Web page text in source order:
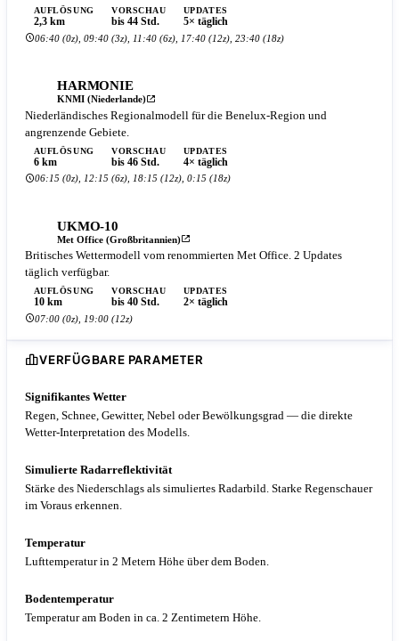
AUFLÖSUNG
2,3 km
VORSCHAU
bis 44 Std.
UPDATES
5× täglich
06:40 (0z), 09:40 (3z), 11:40 (6z), 17:40 (12z), 23:40 (18z)
HARMONIE
KNMI (Niederlande)
Niederländisches Regionalmodell für die Benelux-Region und
angrenzende Gebiete.
AUFLÖSUNG
6 km
VORSCHAU
bis 46 Std.
UPDATES
4× täglich
06:15 (0z), 12:15 (6z), 18:15 (12z), 0:15 (18z)
UKMO-10
Met Office (Großbritannien)
Britisches Wettermodell vom renommierten Met Office. 2 Updates
täglich verfügbar.
AUFLÖSUNG
10 km
VORSCHAU
bis 40 Std.
UPDATES
2× täglich
07:00 (0z), 19:00 (12z)
VERFÜGBARE PARAMETER
Signifikantes Wetter
Regen, Schnee, Gewitter, Nebel oder Bewölkungsgrad — die direkte
Wetter-Interpretation des Modells.
Simulierte Radarreflektivität
Stärke des Niederschlags als simuliertes Radarbild. Starke Regenschauer
im Voraus erkennen.
Temperatur
Lufttemperatur in 2 Metern Höhe über dem Boden.
Bodentemperatur
Temperatur am Boden in ca. 2 Zentimetern Höhe.